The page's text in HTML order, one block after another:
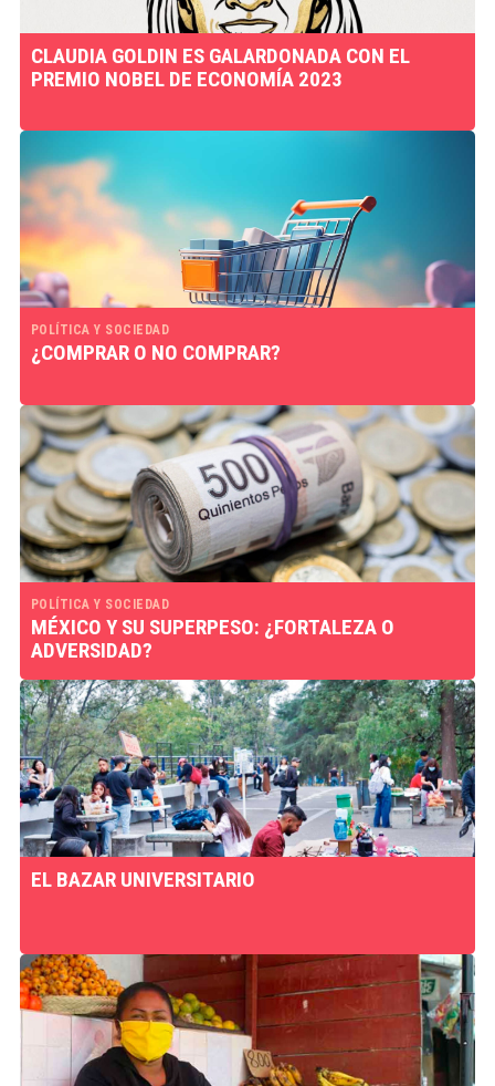
CLAUDIA GOLDIN ES GALARDONADA CON EL
PREMIO NOBEL DE ECONOMÍA 2023
POLÍTICA Y SOCIEDAD
¿COMPRAR O NO COMPRAR?
POLÍTICA Y SOCIEDAD
MÉXICO Y SU SUPERPESO: ¿FORTALEZA O
ADVERSIDAD?
EL BAZAR UNIVERSITARIO